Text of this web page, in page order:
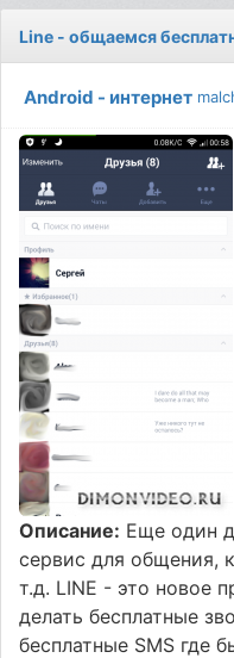
Line - общаемся
Android - интернет
Описание: Еще один
сервис для общения,
т.д. LINE - это новое
делать бесплатные
бесплатные SMS где